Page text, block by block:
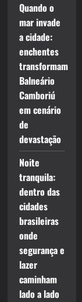
Quando o
mar invade
a cidade:
enchentes
transformam
Balneário
Camboriú
em cenário
de
devastação
Noite
tranquila:
dentro das
cidades
brasileiras
onde
segurança e
lazer
caminham
lado a lado